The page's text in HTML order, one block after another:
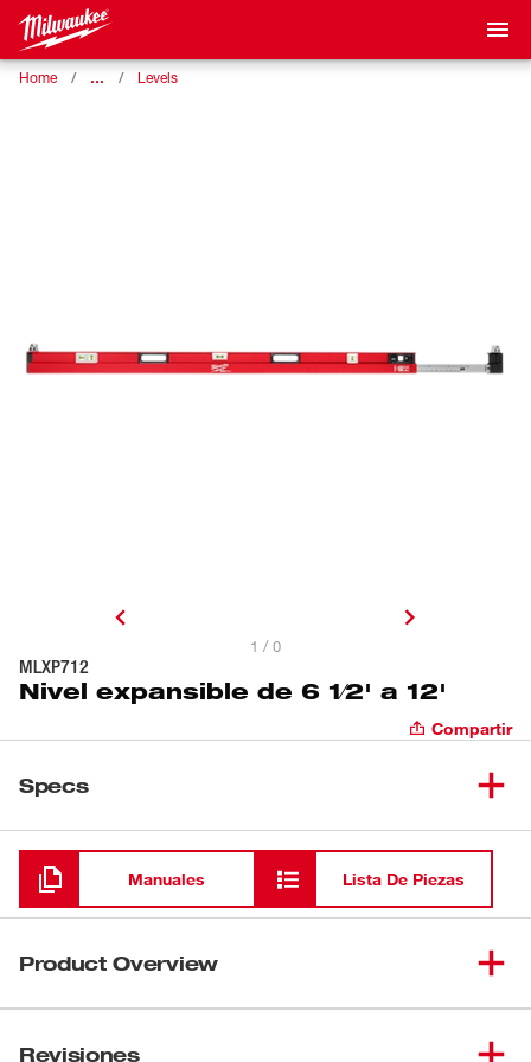
Home … Levels
1 / 0
MLXP712
Nivel expansible de 6 1⁄2' a 12'
Compartir
Specs
Cargando
Manuales Lista De Piezas
Product Overview
MILWAUKEE® cuenta con el compromiso de un
Revisiones